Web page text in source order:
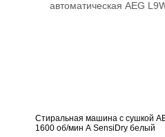
Стиральная машина с сушкой
1600 об/мин A SensiDry белый